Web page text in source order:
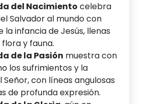
del Nacimiento celebra
Salvador al mundo con
la infancia de Jesús, llenas
y fauna.
de la Pasión muestra con
los sufrimientos y la
con líneas angulosas
de profunda expresión.